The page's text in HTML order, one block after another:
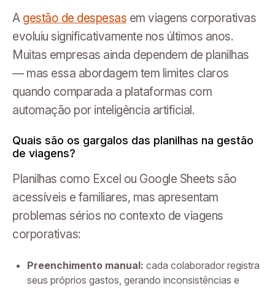
A gestão de despesas em viagens corporativas
evoluiu significativamente nos últimos anos.
Muitas empresas ainda dependem de planilhas
— mas essa abordagem tem limites claros
quando comparada a plataformas com
automação por inteligência artificial.
Quais são os gargalos das planilhas na gestão
de viagens?
Planilhas como Excel ou Google Sheets são
acessíveis e familiares, mas apresentam
problemas sérios no contexto de viagens
corporativas:
Preenchimento manual: cada colaborador registra
seus próprios gastos, gerando inconsistências e